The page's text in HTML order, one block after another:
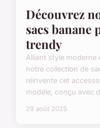
Découvrez
sacs banane
trendy
Alliant style moderne
notre collection de
réinvente cet
modèle, conçu avec
29 août 2025